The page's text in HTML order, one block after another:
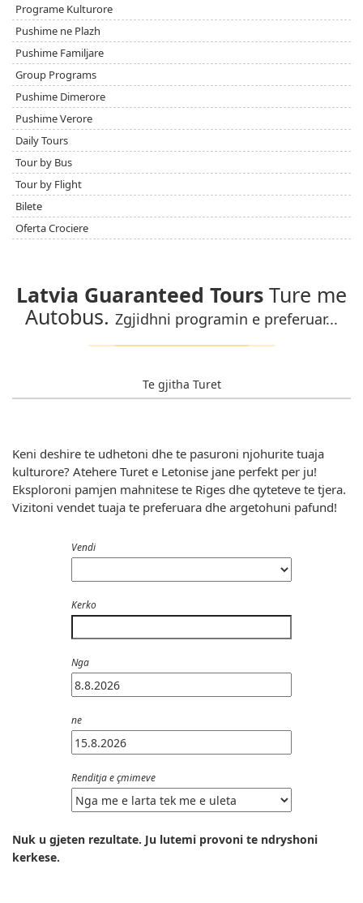
Programe Kulturore
Pushime ne Plazh
Pushime Familjare
Group Programs
Pushime Dimerore
Pushime Verore
Daily Tours
Tour by Bus
Tour by Flight
Bilete
Oferta Crociere
Latvia Guaranteed Tours Ture me
Autobus. Zgjidhni programin e preferuar...
Te gjitha Turet
Keni deshire te udhetoni dhe te pasuroni njohurite tuaja
kulturore? Atehere Turet e Letonise jane perfekt per ju!
Eksploroni pamjen mahnitese te Riges dhe qyteteve te tjera.
Vizitoni vendet tuaja te preferuara dhe argetohuni pafund!
Vendi
Kerko
Nga
ne
Renditja e çmimeve
Nuk u gjeten rezultate. Ju lutemi provoni te ndryshoni
kerkese.